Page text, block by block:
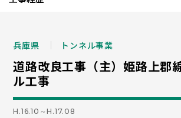
兵庫県 トンネル事業
道路改良工事（主）姫路上郡
ル工事
H.16.10～H.17.08